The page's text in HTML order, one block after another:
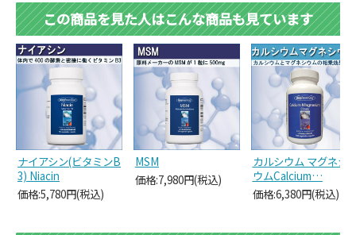
この商品を見た人はこんな商品も見ています
ナイアシン(ビタミンB
3) Niacin
価格:5,780円(税込)
MSM
価格:7,980円(税込)
カルシウム マグネシ
ウムCalcium…
価格:6,380円(税込)